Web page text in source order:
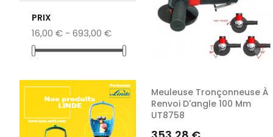
PRIX
16,00 € - 693,00 €
Meuleuse Tronçonneuse À
Renvoi D'angle 100 Mm
UT8758
habituel
-20%
Prix
Prix
​​
habituel
550,46 €
440,37 €